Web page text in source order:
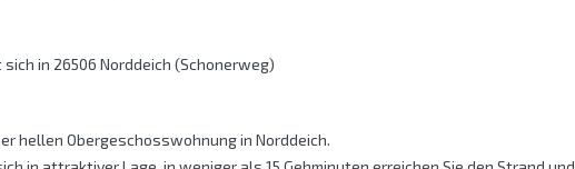
in 26506 Norddeich (Schonerweg)
hellen Obergeschosswohnung in Norddeich.